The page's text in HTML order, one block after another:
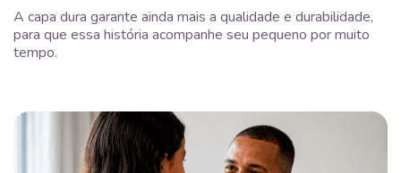
A capa dura garante ainda mais a qualidade e durabilidade,
para que essa história acompanhe seu pequeno por muito
tempo.